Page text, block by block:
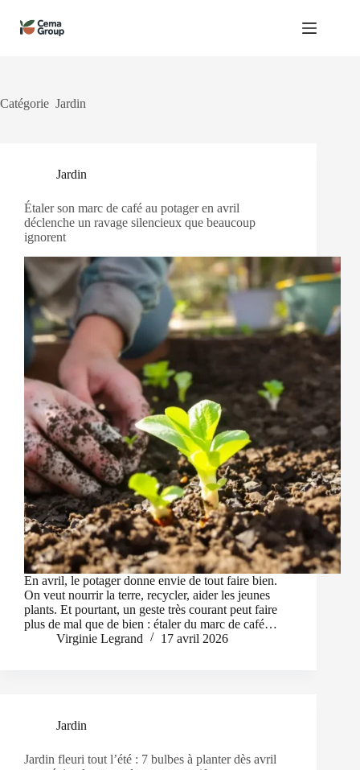
contenu
Catégorie Jardin
Jardin
Étaler son marc de café au potager en avril
déclenche un ravage silencieux que beaucoup
ignorent
En avril, le potager donne envie de tout faire bien.
On veut nourrir la terre, recycler, aider les jeunes
plants. Et pourtant, un geste très courant peut faire
plus de mal que de bien : étaler du marc de café…
Virginie Legrand
17 avril 2026
Jardin
Jardin fleuri tout l’été : 7 bulbes à planter dès avril